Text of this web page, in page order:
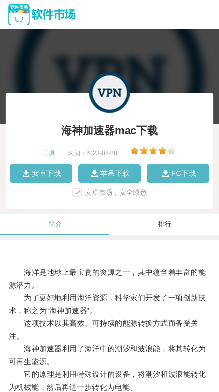
海神加速器mac下载
工具 时间：2023-08-28
安卓下载 苹果下载 PC下载
安卓市场，安全绿色
简介 排行
海洋是地球上最宝贵的资源之一，其中蕴含着丰富的能
源潜力。
为了更好地利用海洋资源，科学家们开发了一项创新技
术，称之为“海神加速器”。
这项技术以其高效、可持续的能源转换方式而备受关
注。
海神加速器利用了海洋中的潮汐和波浪能，将其转化为
可再生能源。
它的原理是利用特殊设计的设备，将潮汐和波浪能转化
为机械能，然后再进一步转化为电能。